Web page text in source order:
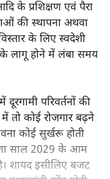
के प्रशिक्षण एवं पैरा
की स्थापना अथवा
के लिए स्वदेशी
लागू होने में लंबा समय
परिवर्तनों की
तो कोई रोजगार बढ़ने
कोई सुर्खरू होती
साल 2029 के आम
शायद इसीलिए बजट